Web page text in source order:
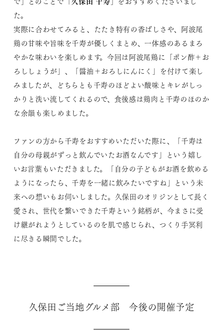
た。
実際に合わせてみると、たたき特有の香ばしさや、阿波尾
鶏の甘味や旨味を千寿が優しくまとめ、一体感のあるまろ
やかな味わいを楽しめます。今回は阿波尾鶏に「ポン酢＋お
ろししょうが」、「醤油＋おろしにんにく」を付けて楽し
みましたが、どちらとも千寿のほどよい酸味とキレがしっ
かりと洗い流してくれるので、食後感は鶏肉と千寿のほのか
な余韻も楽しめました。
ファンの方から千寿をおすすめいただいた際に、「千寿は
自分の母親がずっと飲んでいたお酒なんです」という嬉し
いお言葉もいただきました。「自分の子どもがお酒を飲める
ようになったら、千寿を一緒に飲みたいですね」という未
来への想いもお伺いしました。久保田のオリジンとして長く
愛され、世代を繋いできた千寿という銘柄が、今まさに受
け継がれようとしているのを肌で感じられ、つくり手冥利
に尽きる瞬間でした。
久保田ご当地グルメ部 今後の開催予定